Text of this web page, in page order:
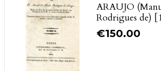
ARAUJO
Rodrigues de)
€150.00